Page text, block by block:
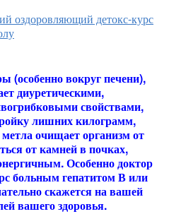
детокс-курс
(особенно вокруг печени),
диуретическими,
свойствами,
лишних килограмм,
очищает организм от
от камней в почках,
Особенно доктор
больным гепатитом В или
скажется на вашей
вашего здоровья.